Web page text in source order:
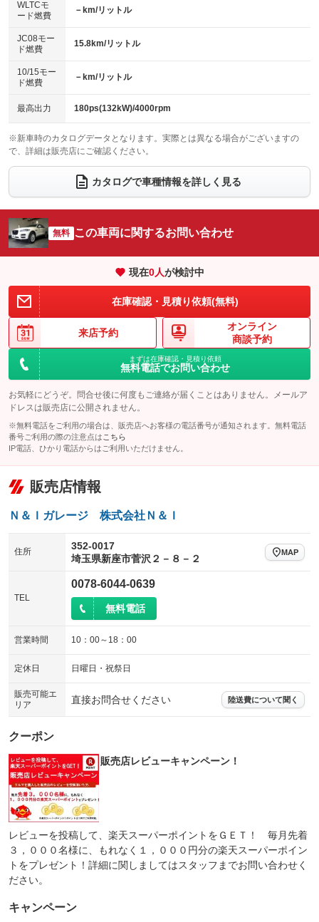
：装備なし
電動格納ミラー
：装備あり
エアロ
：装備なし
：装備なし
パワーシート
ベンチシート
：装備なし
チップアップシート
：装備なし
：装備なし ：装備あり
ウォークスルー
：装備なし
電動リアゲート フロントカメラ
：装備なし
：装備なし ：装備あり
サイドカメラ
：装備なし ルーフレール
：装備なし
：装備なし
：装備あり
WLTCモ
ード燃費
－km/リットル
JC08モー
ド燃費
15.8km/リットル
10/15モー
ド燃費
－km/リットル
最高出力 180ps(132kW)/4000rpm
※新車時のカタログデータとなります。実際とは異なる場合がございますの
で、詳細は販売店にご確認ください。
カタログで車種情報を詳しく見る
無料 この車両に関するお問い合わせ
現在0人が検討中
在庫確認・見積り依頼(無料)
来店予約
オンライン
商談予約
まずは在庫確認・見積り依頼
無料電話でお問い合わせ
お気軽にどうぞ。問合せ後に何度もご連絡が届くことはありません。メールア
ドレスは販売店に公開されません。
※無料電話をご利用の場合は、販売店へお客様の電話番号が通知されます。無料電話
番号ご利用の際の注意点は こちら
IP電話、ひかり電話からはご利用いただけません。
販売店情報
Ｎ＆Ｉガレージ 株式会社Ｎ＆Ｉ
住所
352-0017
埼玉県新座市菅沢２－８－２
MAP
TEL
0078-6044-0639
無料電話
営業時間 10：00～18：00
定休日 日曜日・祝祭日
販売可能エ
リア
直接お問合せください 陸送費について聞く
クーポン
販売店レビューキャンペーン！
レビューを投稿して、楽天スーパーポイントをＧＥＴ！ 毎月先着
３，０００名様に、もれなく１，０００円分の楽天スーパーポイン
トをプレゼント！詳細に関しましてはスタッフまでお問い合わせく
ださい。
キャンペーン